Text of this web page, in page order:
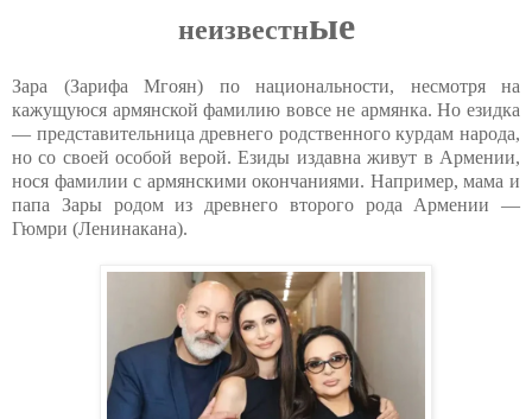
нeизвecтныe
Зара (Зарифа Мгоян) по национальности, несмотря на
кажущуюся армянской фамилию вовсе не армянка. Но езидка
— представительница древнего родственного курдам народа,
но со своей особой верой. Езиды издавна живут в Армении,
нося фамилии с армянскими окончаниями. Например, мама и
папа Зары родом из древнего второго рода Армении —
Гюмри (Ленинакана).